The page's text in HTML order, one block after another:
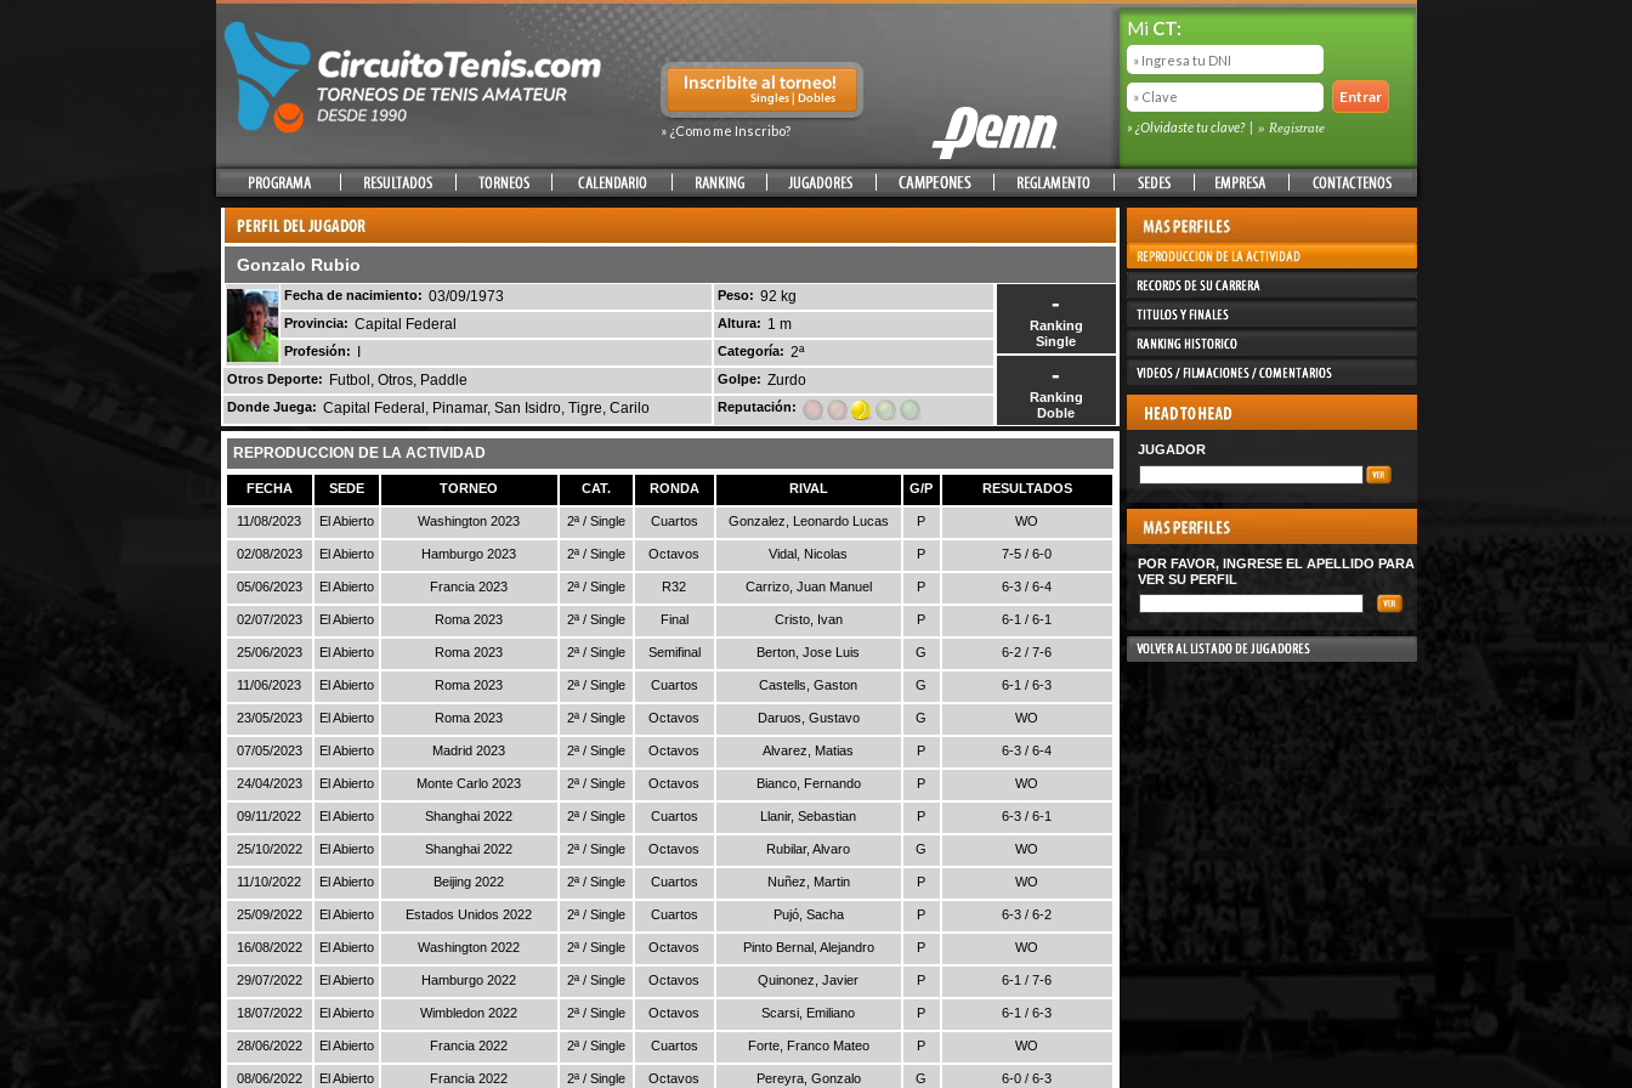
» ¿Como me Inscribo?
Mi CT:
» ¿Olvidaste tu clave? | » Registrate
Gonzalo Rubio
Fecha de nacimiento: 03/09/1973 Peso: 92 kg
Provincia: Capital Federal Altura: 1 m
Profesión: Categoría: 2ª
Otros Deporte: Futbol, Otros, Paddle Golpe: Zurdo
Donde Juega: Capital Federal, Pinamar, San Isidro, Tigre, Carilo Reputación:
-
Ranking
Single
-
Ranking
Doble
REPRODUCCION DE LA ACTIVIDAD
FECHA SEDE TORNEO CAT. RONDA RIVAL G/P RESULTADOS
11/08/2023 El Abierto Washington 2023 2ª / Single Cuartos Gonzalez, Leonardo Lucas P WO
02/08/2023 El Abierto Hamburgo 2023 2ª / Single Octavos Vidal, Nicolas P 7-5 / 6-0
05/06/2023 El Abierto Francia 2023 2ª / Single R32 Carrizo, Juan Manuel P 6-3 / 6-4
02/07/2023 El Abierto Roma 2023 2ª / Single Final Cristo, Ivan P 6-1 / 6-1
25/06/2023 El Abierto Roma 2023 2ª / Single Semifinal Berton, Jose Luis G 6-2 / 7-6
11/06/2023 El Abierto Roma 2023 2ª / Single Cuartos Castells, Gaston G 6-1 / 6-3
23/05/2023 El Abierto Roma 2023 2ª / Single Octavos Daruos, Gustavo G WO
07/05/2023 El Abierto Madrid 2023 2ª / Single Octavos Alvarez, Matias P 6-3 / 6-4
24/04/2023 El Abierto Monte Carlo 2023 2ª / Single Octavos Bianco, Fernando P WO
09/11/2022 El Abierto Shanghai 2022 2ª / Single Cuartos Llanir, Sebastian P 6-3 / 6-1
25/10/2022 El Abierto Shanghai 2022 2ª / Single Octavos Rubilar, Alvaro G WO
11/10/2022 El Abierto Beijing 2022 2ª / Single Cuartos Nuñez, Martin P WO
25/09/2022 El Abierto Estados Unidos 2022 2ª / Single Cuartos Pujó, Sacha P 6-3 / 6-2
16/08/2022 El Abierto Washington 2022 2ª / Single Octavos Pinto Bernal, Alejandro P WO
29/07/2022 El Abierto Hamburgo 2022 2ª / Single Octavos Quinonez, Javier P 6-1 / 7-6
18/07/2022 El Abierto Wimbledon 2022 2ª / Single Octavos Scarsi, Emiliano P 6-1 / 6-3
28/06/2022 El Abierto Francia 2022 2ª / Single Cuartos Forte, Franco Mateo P WO
08/06/2022 El Abierto Francia 2022 2ª / Single Octavos Pereyra, Gonzalo G 6-0 / 6-3
JUGADOR
POR FAVOR, INGRESE EL APELLIDO PARA
VER SU PERFIL